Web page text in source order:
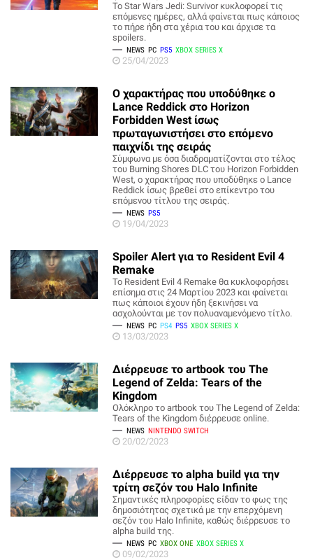
Το Star Wars Jedi: Survivor κυκλοφορεί τις
επόμενες ημέρες, αλλά φαίνεται πως κάποιος
το πήρε ήδη στα χέρια του και άρχισε τα
spoilers.
NEWS PC PS5 XBOX SERIES X
25/04/2023
Ο χαρακτήρας που υποδύθηκε ο
Lance Reddick στο Horizon
Forbidden West ίσως
πρωταγωνιστήσει στο επόμενο
παιχνίδι της σειράς
Σύμφωνα με όσα διαδραματίζονται στο τέλος
του Burning Shores DLC του Horizon Forbidden
West, ο χαρακτήρας που υποδύθηκε ο Lance
Reddick ίσως βρεθεί στο επίκεντρο του
επόμενου τίτλου της σειράς.
NEWS PS5
19/04/2023
Spoiler Alert για το Resident Evil 4
Remake
Το Resident Evil 4 Remake θα κυκλοφορήσει
επίσημα στις 24 Μαρτίου 2023 και φαίνεται
πως κάποιοι έχουν ήδη ξεκινήσει να
ασχολούνται με τον πολυαναμενόμενο τίτλο.
NEWS PC PS4 PS5 XBOX SERIES X
13/03/2023
Διέρρευσε το artbook του The
Legend of Zelda: Tears of the
Kingdom
Ολόκληρο το artbook του The Legend of Zelda:
Tears of the Kingdom διέρρευσε online.
NEWS NINTENDO SWITCH
20/02/2023
Διέρρευσε το alpha build για την
τρίτη σεζόν του Halo Infinite
Σημαντικές πληροφορίες είδαν το φως της
δημοσιότητας σχετικά με την επερχόμενη
σεζόν του Halo Infinite, καθώς διέρρευσε το
alpha build της.
NEWS PC XBOX ONE XBOX SERIES X
09/02/2023